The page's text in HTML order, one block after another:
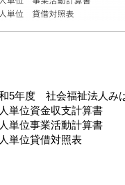
5年度 社会福祉法人み
単位資金収支計算書
単位事業活動計算書
単位貸借対照表